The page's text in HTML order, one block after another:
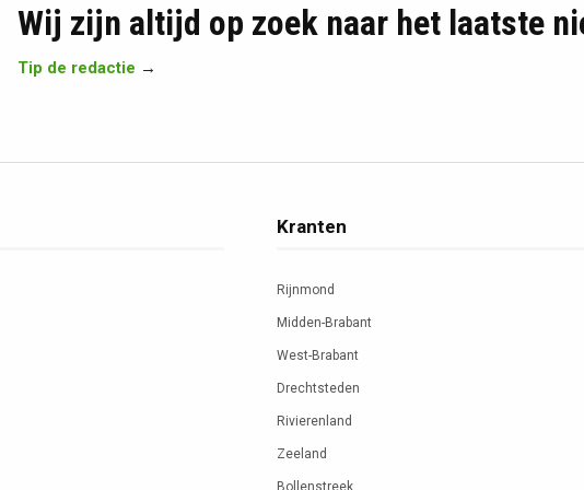
Wij zijn altijd op zoek naar het laatste
Tip de redactie →
Kranten
Rijnmond
Midden-Brabant
West-Brabant
Drechtsteden
Rivierenland
Zeeland
Bollenstreek